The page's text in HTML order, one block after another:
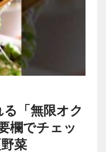
「無限オク
欄でチェッ
菜